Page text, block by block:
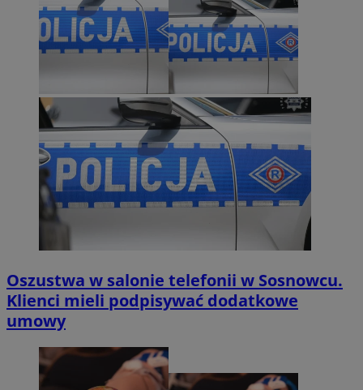
Oszustwa w salonie telefonii w Sosnowcu.
Klienci mieli podpisywać dodatkowe
umowy